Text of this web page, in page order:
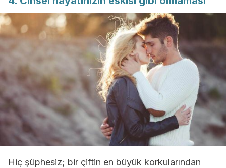
Hiç şüphesiz; bir çiftin en büyük korkularından